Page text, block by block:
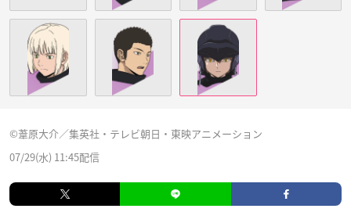
©葦原大介／集英社・テレビ朝日・東映アニメーション
07/29(水) 11:45配信